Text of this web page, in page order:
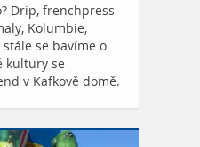
Drip, frenchpress
Kolumbie,
stále se bavíme o
kultury se
v Kafkově domě.